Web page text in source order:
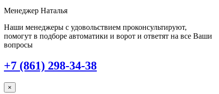
Менеджер Наталья
Наши менеджеры с удовольствием проконсультируют,
помогут в подборе автоматики и ворот и ответят на все Ваши
вопросы
+7 (861) 298-34-38
×